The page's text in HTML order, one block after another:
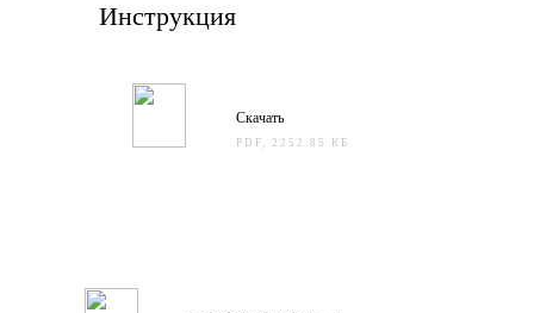
Инструкция
Скачать
PDF, 2252.85 КБ